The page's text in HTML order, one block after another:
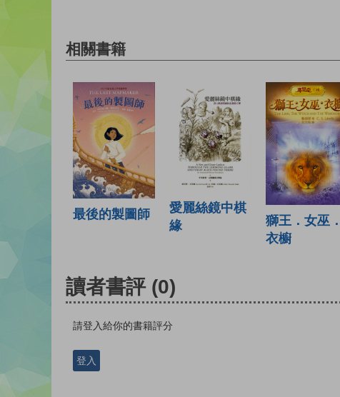
相關書籍
最後的製圖師
愛麗絲鏡中棋
緣
獅王．女巫．
衣櫥
讀者書評 (0)
請登入給你的書籍評分
登入